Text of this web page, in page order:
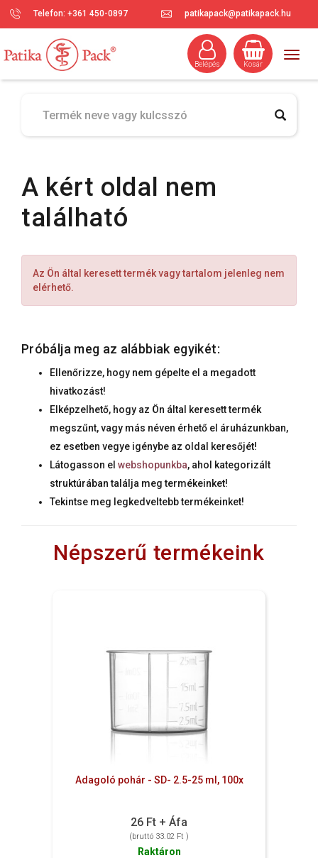
Telefon: +361 450-0897 patikapack@patikapack.hu
Kosár
Belépés
A kért oldal nem
található
Az Ön által keresett termék vagy tartalom jelenleg nem
elérhető.
Próbálja meg az alábbiak egyikét:
Ellenőrizze, hogy nem gépelte el a megadott
hivatkozást!
Elképzelhető, hogy az Ön által keresett termék
megszűnt, vagy más néven érhető el áruházunkban,
ez esetben vegye igénybe az oldal keresőjét!
Látogasson el webshopunkba, ahol kategorizált
struktúrában találja meg termékeinket!
Tekintse meg legkedveltebb termékeinket!
Népszerű termékeink
Adagoló pohár - SD- 2.5-25 ml, 100x
26 Ft + Áfa
(bruttó 33.02 Ft )
Raktáron